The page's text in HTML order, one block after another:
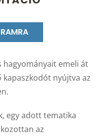
hagyományait emeli át
nyújtva az
egy adott tematika
az